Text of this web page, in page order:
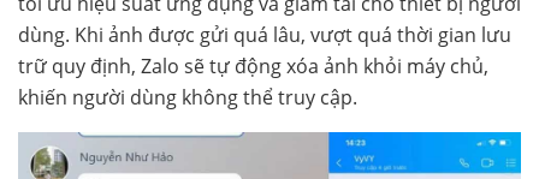
dùng. Khi ảnh được gửi quá lâu, vượt quá thời gian lưu
trữ quy định, Zalo sẽ tự động xóa ảnh khỏi máy chủ,
khiến người dùng không thể truy cập.